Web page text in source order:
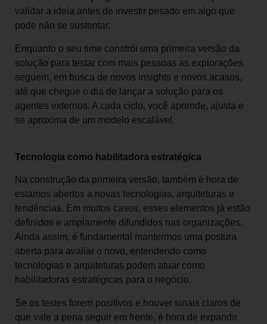
validar a ideia antes de investir pesado em algo que
pode não se sustentar.
Enquanto o seu time constrói uma primeira versão da
solução para testar com mais pessoas as explorações
seguem, em busca de novos insights e novos acasos,
até que chegue o dia de lançar a solução para os
agentes externos. A cada ciclo, você aprende, ajusta e
se aproxima de um modelo escalável.
Tecnologia como habilitadora estratégica
Na construção da primeira versão, também é hora de
estamos abertos a novas tecnologias, arquiteturas e
tendências. Em muitos casos, esses elementos já estão
definidos e amplamente difundidos nas organizações.
Ainda assim, é fundamental mantermos uma postura
aberta para avaliar o novo, entendendo como
tecnologias e arquiteturas podem atuar como
habilitadoras estratégicas para o negócio.
Se os testes forem positivos e houver sinais claros de
que vale a pena seguir em frente, é hora de expandir.